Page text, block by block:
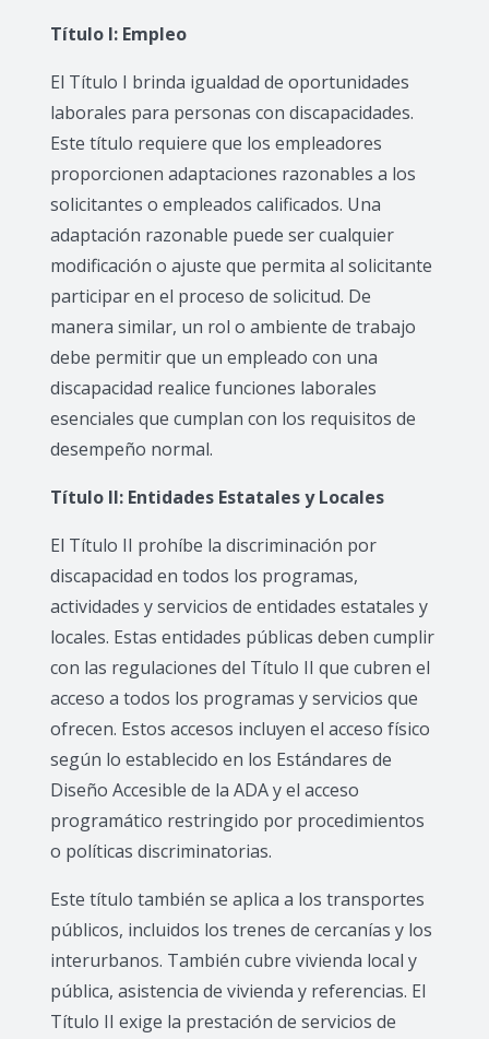
Título I: Empleo
El Título I brinda igualdad de oportunidades
laborales para personas con discapacidades.
Este título requiere que los empleadores
proporcionen adaptaciones razonables a los
solicitantes o empleados calificados. Una
adaptación razonable puede ser cualquier
modificación o ajuste que permita al solicitante
participar en el proceso de solicitud. De
manera similar, un rol o ambiente de trabajo
debe permitir que un empleado con una
discapacidad realice funciones laborales
esenciales que cumplan con los requisitos de
desempeño normal.
Título II: Entidades Estatales y Locales
El Título II prohíbe la discriminación por
discapacidad en todos los programas,
actividades y servicios de entidades estatales y
locales. Estas entidades públicas deben cumplir
con las regulaciones del Título II que cubren el
acceso a todos los programas y servicios que
ofrecen. Estos accesos incluyen el acceso físico
según lo establecido en los Estándares de
Diseño Accesible de la ADA y el acceso
programático restringido por procedimientos
o políticas discriminatorias.
Este título también se aplica a los transportes
públicos, incluidos los trenes de cercanías y los
interurbanos. También cubre vivienda local y
pública, asistencia de vivienda y referencias. El
Título II exige la prestación de servicios de